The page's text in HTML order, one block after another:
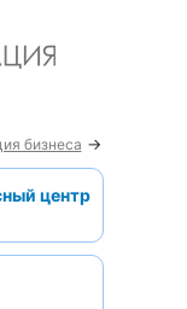
бизнеса →
центр